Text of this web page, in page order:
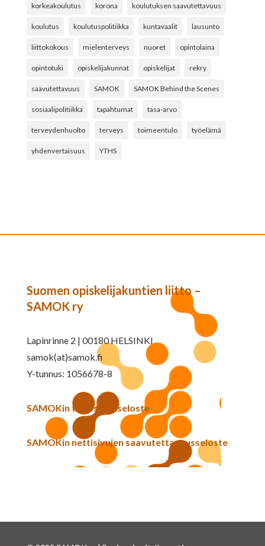
korkeakoulutus korona koulutuksen saavutettavuus
koulutus koulutuspolitiikka kuntavaalit lausunto
liittokokous mielenterveys nuoret opintolaina
opintotuki opiskelijakunnat opiskelijat rekry
saavutettavuus SAMOK SAMOK Behind the Scenes
sosiaalipolitiikka tapahtumat tasa-arvo
terveydenhuolto terveys toimeentulo työelämä
yhdenvertaisuus YTHS
Suomen opiskelijakuntien liitto –
SAMOK ry
Lapinrinne 2 | 00180 HELSINKI
samok(at)samok.fi
Y-tunnus: 1056678-8
SAMOKin tietosuojaseloste
SAMOKin nettisivujen saavutettavuusseloste